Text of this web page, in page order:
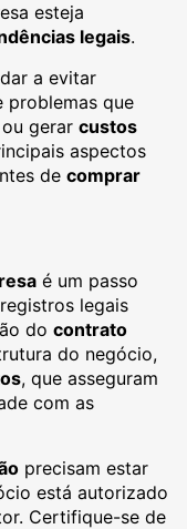
esteja
legais.
a evitar
problemas que
ou gerar custos
aspectos
de comprar
é um passo
legais
do contrato
do negócio,
, que asseguram
com as
precisam estar
está autorizado
Certifique-se de